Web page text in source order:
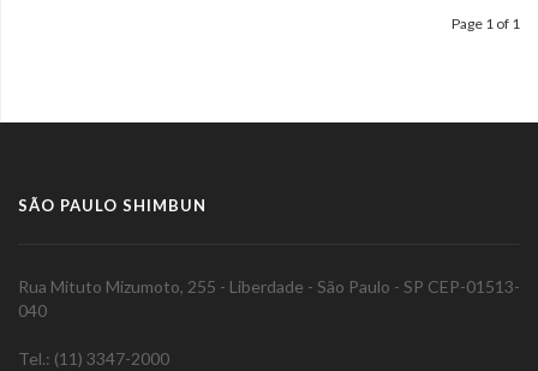
Page 1 of 1
SÃO PAULO SHIMBUN
Rua Mituto Mizumoto, 255 - Liberdade - São Paulo - SP CEP-01513-
040
Tel.: (11) 3347-2000